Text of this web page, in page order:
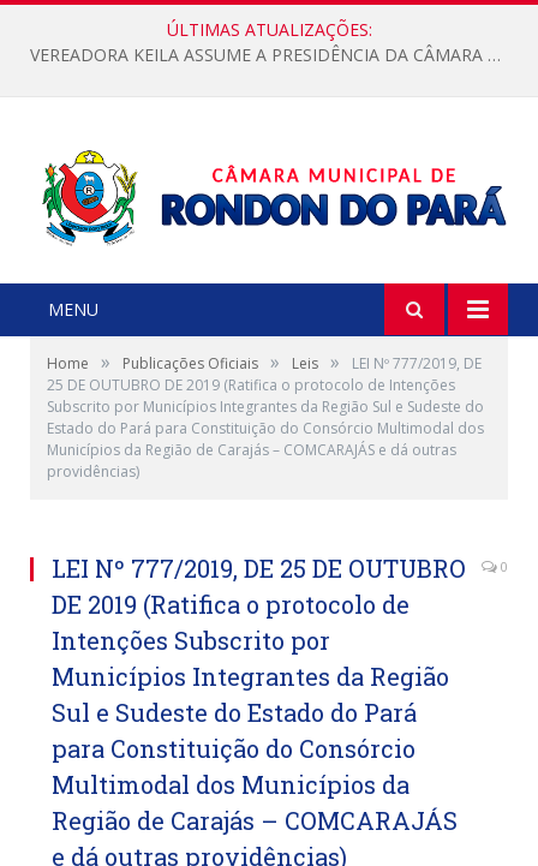
ÚLTIMAS ATUALIZAÇÕES:
VEREADORA KEILA ASSUME A PRESIDÊNCIA DA CÂMARA MUNICIPAL.
MENU
Home » Publicações Oficiais » Leis »
LEI Nº 777/2019, DE
25 DE OUTUBRO DE 2019 (Ratifica o protocolo de Intenções
Subscrito por Municípios Integrantes da Região Sul e Sudeste do
Estado do Pará para Constituição do Consórcio Multimodal dos
Municípios da Região de Carajás – COMCARAJÁS e dá outras
providências)
LEI Nº 777/2019, DE 25 DE OUTUBRO
DE 2019 (Ratifica o protocolo de
Intenções Subscrito por
Municípios Integrantes da Região
Sul e Sudeste do Estado do Pará
para Constituição do Consórcio
Multimodal dos Municípios da
Região de Carajás – COMCARAJÁS
e dá outras providências)
0